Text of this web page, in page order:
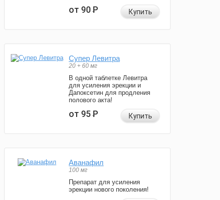
от 90Р Купить
Супер Левитра
20 + 60 мг
В одной таблетке Левитра
для усиления эрекции и
Дапоксетин для продления
полового акта!
от 95Р Купить
Аванафил
100 мг
Препарат для усиления
эрекции нового поколения!